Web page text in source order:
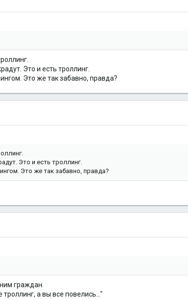
Это и есть троллинг.
Это же так забавно, правда?
Это и есть троллинг.
Это же так забавно, правда?
граждан.
а вы все повелись..."